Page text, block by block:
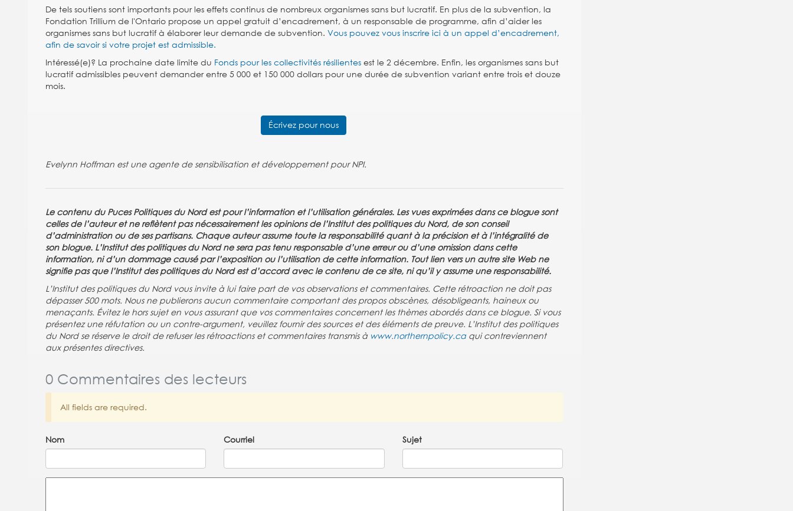
De tels soutiens sont importants pour les effets continus de nombreux organismes sans but lucratif. En plus de la subvention, la
Fondation Trillium de l'Ontario propose un appel gratuit d’encadrement, à un responsable de programme, afin d’aider les
organismes sans but lucratif à élaborer leur demande de subvention. Vous pouvez vous inscrire ici à un appel d’encadrement,
afin de savoir si votre projet est admissible.
Intéressé(e)? La prochaine date limite du Fonds pour les collectivités résilientes est le 2 décembre. Enfin, les organismes sans but
lucratif admissibles peuvent demander entre 5 000 et 150 000 dollars pour une durée de subvention variant entre trois et douze
mois.
Écrivez pour nous
Evelynn Hoffman est une agente de sensibilisation et développementpour NPI.
Le contenu du Puces Politiques du Nord est pour l’information et l’utilisation générales. Les vues exprimées dans ce blogue sont
celles de l’auteur et ne reflètent pas nécessairement les opinions de l’Institut des politiques du Nord, de son conseil
d’administration ou de ses partisans. Chaque auteur assume toute la responsabilité quant à la précision et à l’intégralité de
son blogue. L’Institut des politiques du Nord ne sera pas tenu responsable d’une erreur ou d’une omission dans cette
information, ni d’un dommage causé par l’exposition ou l’utilisation de cette information. Tout lien vers un autre site Web ne
signifie pas que l’Institut des politiques du Nord est d’accord avec le contenu de ce site, ni qu’il y assume une responsabilité.
L’Institut des politiques du Nord vous invite à lui faire part de vos observations et commentaires. Cette rétroaction ne doit pas
dépasser 500 mots. Nous ne publierons aucun commentaire comportant des propos obscènes, désobligeants, haineux ou
menaçants. Évitez le hors sujet en vous assurant que vos commentaires concernent les thèmes abordés dans ce blogue. Si vous
présentez une réfutation ou un contre-argument, veuillez fournir des sources et des éléments de preuve. L’Institut des politiques
du Nord se réserve le droit de refuser les rétroactions et commentaires transmis à www.northernpolicy.caqui contreviennent
aux présentes directives.
0 Commentaires des lecteurs
All fields are required.
Nom Courriel Sujet